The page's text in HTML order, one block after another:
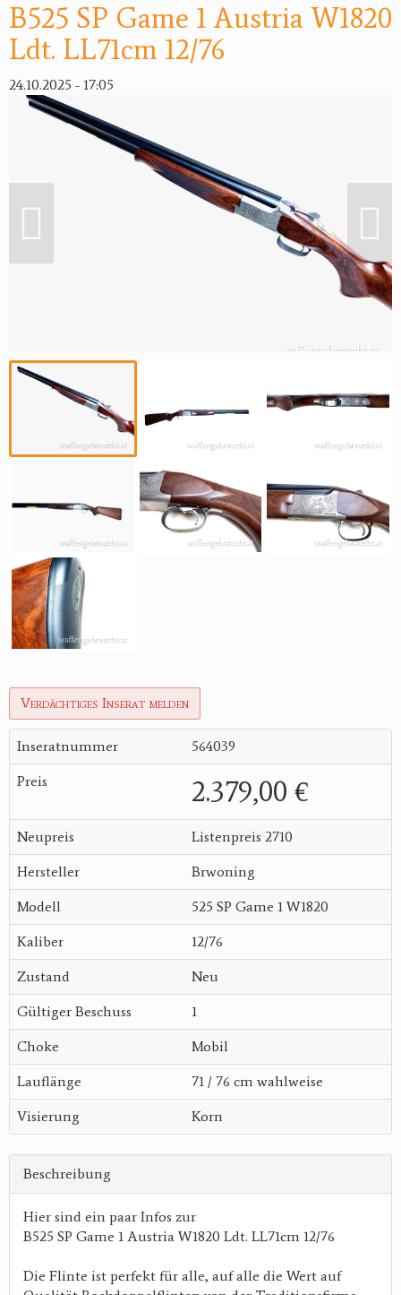
Antikes
Geschenke
Reviereinrichtungen
B525 SP Game 1 Austria W1820
Ldt. LL71cm 12/76
24.10.2025 - 17:05
Verdächtiges Inserat melden
Inseratnummer 564039
Preis 2.379,00 €
Neupreis Listenpreis 2710
Hersteller Brwoning
Modell 525 SP Game 1 W1820
Kaliber 12/76
Zustand Neu
Gültiger Beschuss 1
Choke Mobil
Lauflänge 71 / 76 cm wahlweise
Visierung Korn
Beschreibung
Hier sind ein paar Infos zur
B525 SP Game 1 Austria W1820 Ldt. LL71cm 12/76
Die Flinte ist perfekt für alle, auf alle die Wert auf